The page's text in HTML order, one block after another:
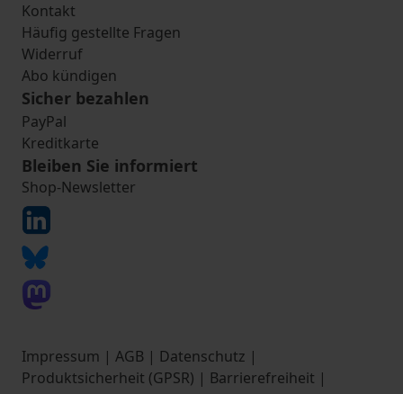
Kontakt
Häufig gestellte Fragen
Widerruf
Abo kündigen
Sicher bezahlen
PayPal
Kreditkarte
Bleiben Sie informiert
Shop-Newsletter
Impressum | AGB | Datenschutz |
Produktsicherheit (GPSR) | Barrierefreiheit |